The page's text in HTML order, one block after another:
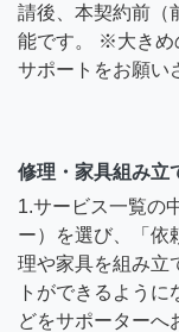
請後、本契約前（
能です。 ※大きめ
サポートをお願い
修理・家具組み立
1.サービス一覧の
ー）を選び、「依
理や家具を組み立
トができるよう
どをサポーターへ